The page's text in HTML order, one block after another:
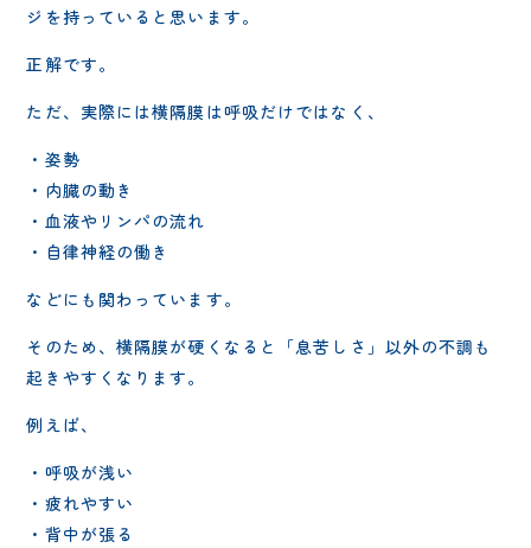
ジを持っていると思います。
正解です。
ただ、実際には横隔膜は呼吸だけではなく、
・姿勢
・内臓の動き
・血液やリンパの流れ
・自律神経の働き
などにも関わっています。
そのため、横隔膜が硬くなると「息苦しさ」以外の不調も
起きやすくなります。
例えば、
・呼吸が浅い
・疲れやすい
・背中が張る